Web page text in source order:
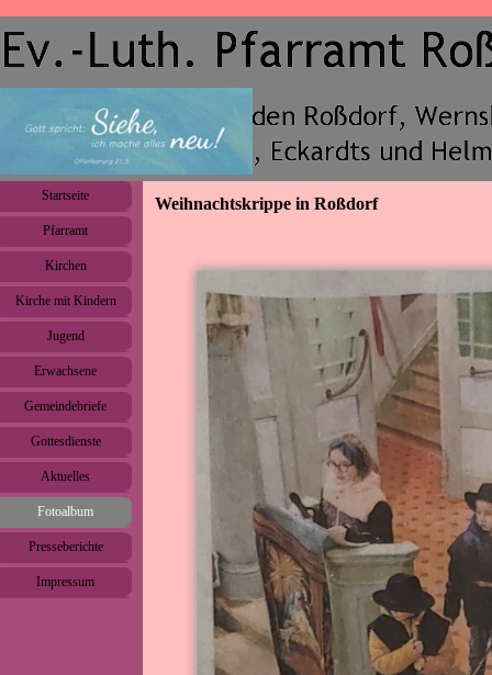
Menü überspringen
Startseite
Pfarramt
Kirchen ▼
Kirche mit Kindern
Jugend
Erwachsene
Gemeindebriefe
Gottesdienste
Aktuelles
Fotoalbum
Presseberichte
Impressum
Weihnachtskrippe in Roßdorf